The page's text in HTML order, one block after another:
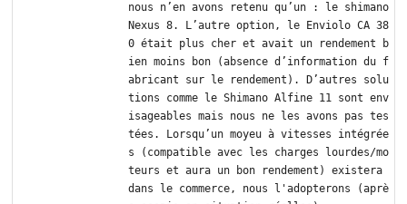
nous n’en avons retenu qu’un : le shimano
Nexus 8. L’autre option, le Enviolo CA 38
0 était plus cher et avait un rendement b
ien moins bon (absence d’information du f
abricant sur le rendement). D’autres solu
tions comme le Shimano Alfine 11 sont env
isageables mais nous ne les avons pas tes
tées. Lorsqu’un moyeu à vitesses intégrée
s (compatible avec les charges lourdes/mo
teurs et aura un bon rendement) existera
dans le commerce, nous l'adopterons (aprè